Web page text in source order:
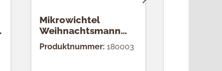
Mikrowichtel
Weihnachtsmann
natur
Produktnummer: 180003